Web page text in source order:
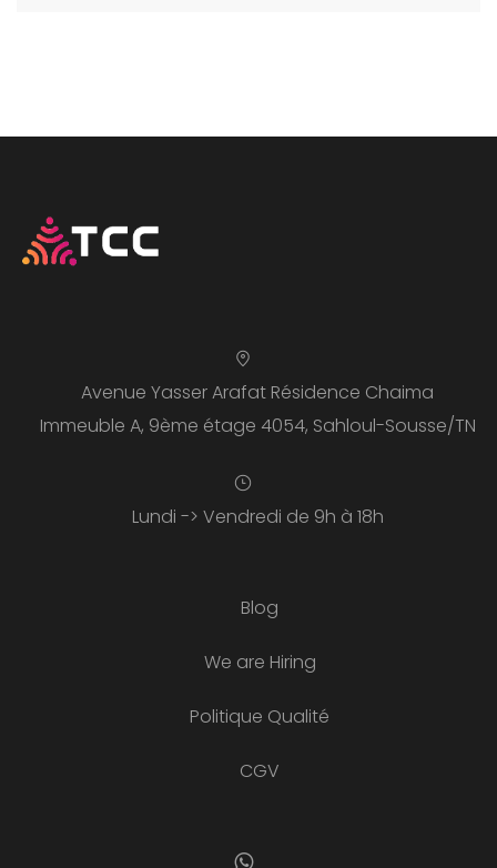
Avenue Yasser Arafat Résidence Chaima
Immeuble A, 9ème étage 4054, Sahloul-Sousse/TN
Lundi -> Vendredi de 9h à 18h
Blog
We are Hiring
Politique Qualité
CGV